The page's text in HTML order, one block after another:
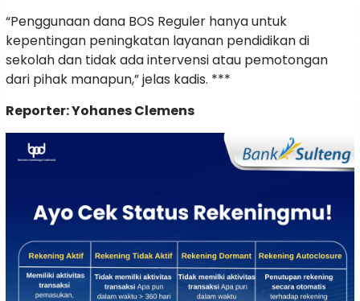
“Penggunaan dana BOS Reguler hanya untuk
kepentingan peningkatan layanan pendidikan di
sekolah dan tidak ada intervensi atau pemotongan
dari pihak manapun,” jelas kadis. ***
Reporter: Yohanes Clemens